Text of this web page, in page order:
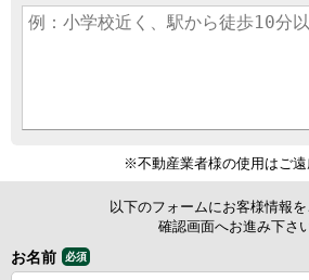
※不動産業者様の使用はご
以下のフォームにお客様情報を
確認画面へお進み下さい
お名前 必須